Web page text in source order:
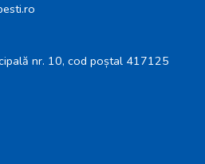
nr. 10, cod poștal 417125